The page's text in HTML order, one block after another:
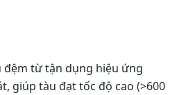
đệm từ tận dụng hiệu ứng
giúp tàu đạt tốc độ cao (>600